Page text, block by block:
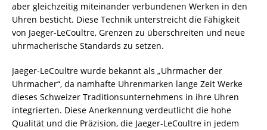
aber gleichzeitig miteinander verbundenen Werken in den
Uhren besticht. Diese Technik unterstreicht die Fähigkeit
von Jaeger-LeCoultre, Grenzen zu überschreiten und neue
uhrmacherische Standards zu setzen.
Jaeger-LeCoultre wurde bekannt als „Uhrmacher der
Uhrmacher“, da namhafte Uhrenmarken lange Zeit Werke
dieses Schweizer Traditionsunternehmens in ihre Uhren
integrierten. Diese Anerkennung verdeutlicht die hohe
Qualität und die Präzision, die Jaeger-LeCoultre in jedem